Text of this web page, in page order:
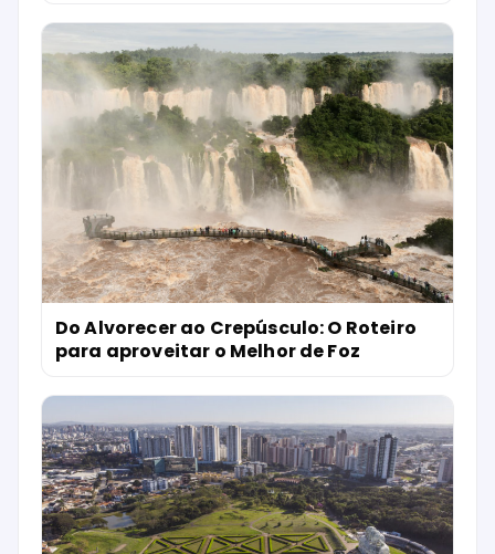
Do Alvorecer ao Crepúsculo: O Roteiro
para aproveitar o Melhor de Foz